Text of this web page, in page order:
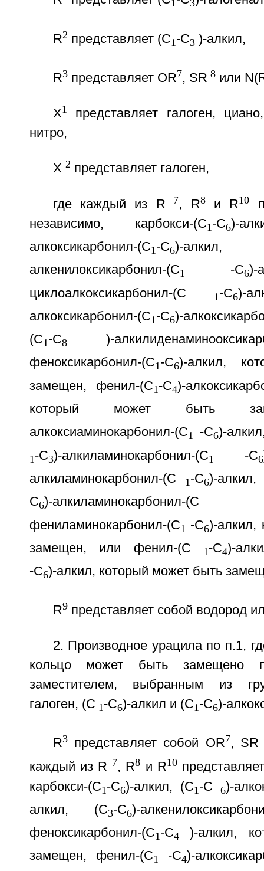
1 3
R2 представляет (С1 -С3 )-алкил,
R3представляет OR7, SR 8или
Х1
представляет галоген,
нитро,
Х 2 представляет галоген,
где каждый из R 7, R8и R10
независимо, карбокси-(С1 -С6)-
алкоксикарбонил-(С1-С6)-
алкенилоксикарбонил-(С1 -С6
циклоалкоксикарбонил-(С
1 -С6)-
алкоксикарбонил-(С1-С6)-
(С1-С8 )-
феноксикарбонил-(С1-С6)-алкил,
замещен, фенил-(С1-С4)-
который может быть
алкоксиаминокарбонил-(С1 -С6)-
1 -С3)-алкиламинокарбонил-(С1 -С6
алкиламинокарбонил-(С
1-С6)-
С6)-алкиламинокарбонил-(С
фениламинокарбонил-(С1 -С6)-алкил,
замещен, или фенил-(С
1-С4)-
-С6)-алкил, который может быть
R9представляет собой водород
2. Производное урацила по п.1,
кольцо может быть замещено
заместителем, выбранным из
галоген, (С 1-С6)-алкил и (С1-С6)-
R3представляет собой OR7, SR
каждый из R 7, R8 и R10
карбокси-(С1 -С6)-алкил, (С1 -С6)-
алкил, (С3-С6)-
феноксикарбонил-(С1-С4)-алкил,
замещен, фенил-(С1 -С4)-